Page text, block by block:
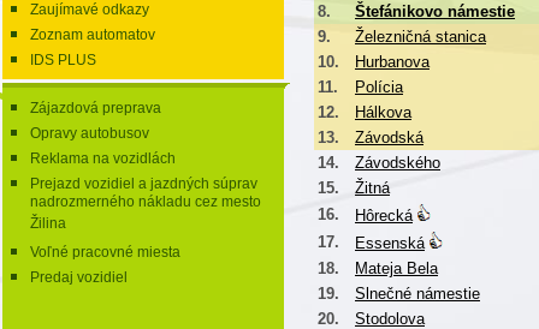
Zaujímavé odkazy
Zoznam automatov
IDS PLUS
Zájazdová preprava
Opravy autobusov
Reklama na vozidlách
Prejazd vozidiel a jazdných súprav
nadrozmerného nákladu cez mesto
Žilina
Voľné pracovné miesta
Predaj vozidiel
8.
Štefánikovo námestie
9.
Železničná stanica
10.
Hurbanova
11.
Polícia
12.
Hálkova
13.
Závodská
14.
Závodského
15.
Žitná
16.
Hôrecká
17.
Essenská
18.
Mateja Bela
19.
Slnečné námestie
20.
Stodolova